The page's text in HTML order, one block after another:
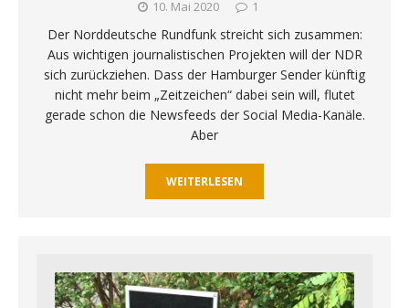
10. Mai 2020 1
Der Norddeutsche Rundfunk streicht sich zusammen:
Aus wichtigen journalistischen Projekten will der NDR
sich zurückziehen. Dass der Hamburger Sender künftig
nicht mehr beim „Zeitzeichen“ dabei sein will, flutet
gerade schon die Newsfeeds der Social Media-Kanäle.
Aber
WEITERLESEN